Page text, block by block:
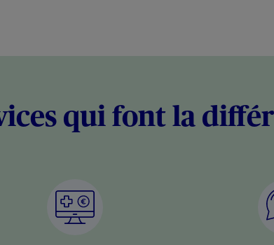
qui font la